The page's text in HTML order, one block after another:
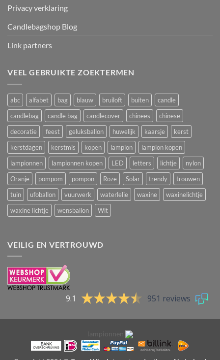
Privacy verklaring
Candlebagshop Blog
Link partners
VEEL GEBRUIKTE ZOEKTERMEN
abc alfabet bag blauw bruiloft buiten
candle
candlebag
candle bag candlecover chinees
chinese
decoratie
feest geluksballon huwelijk kaarsje
kerst
kerstdagen
kerstmis kopen lampion
lampion kopen
lampionnen
lampionnen kopen LED letters lichtje
nylon
Oranje
pompom pompon Roze Solar trendy
trouwen
tuin
ufoballon vuurwerk waterlelie waxine
waxinelichtje
waxine lichtje
wensballon Wit
VEILIG EN VERTROUWD
9.1 951 reviews
lampionnen